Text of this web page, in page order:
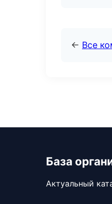
← Все
База
Актуальный